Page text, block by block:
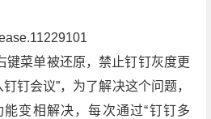
键菜单被还原，禁止钉钉灰度更
钉会议”，为了解决这个问题，
能变相解决，每次通过“钉钉多